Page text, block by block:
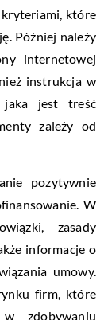
które
Później należy
internetowej
instrukcja w
jaka jest treść
zależy od
pozytywnie
W
zasady
informacje o
umowy.
firm, które
w zdobywaniu